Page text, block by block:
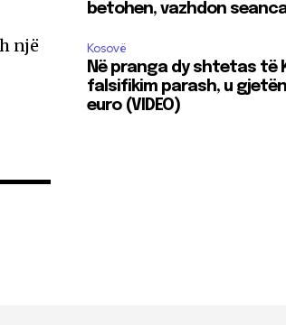
një
betohen, vazhdon
Kosovë
Në pranga dy shtetas të
falsifikim parash, u
euro (VIDEO)